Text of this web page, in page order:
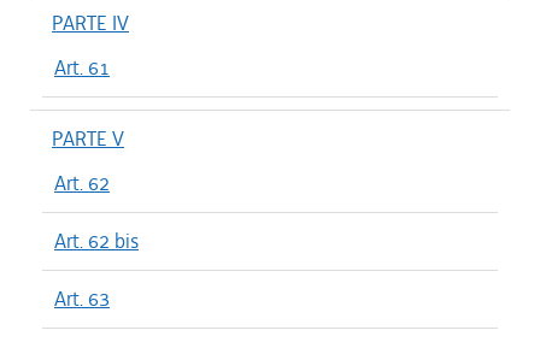
PARTE IV
Art. 61
PARTE V
Art. 62
Art. 62 bis
Art. 63